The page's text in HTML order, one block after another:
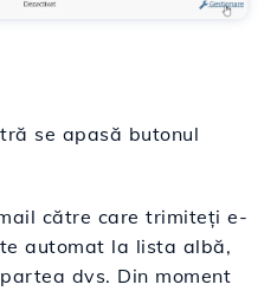
se apasă butonul
către care trimiteţi e-
automat la lista albă,
dvs. Din moment